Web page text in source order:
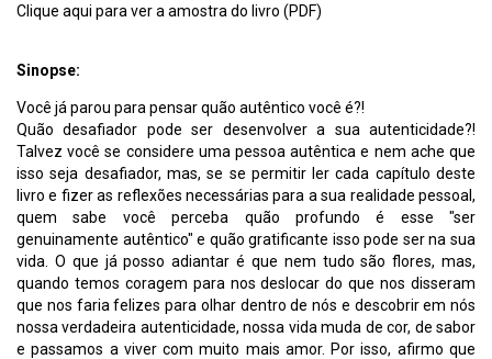
Clique aqui para ver a amostra do livro (PDF)
Sinopse:
Você já parou para pensar quão autêntico você é?!
Quão desafiador pode ser desenvolver a sua autenticidade?!
Talvez você se considere uma pessoa autêntica e nem ache que
isso seja desafiador, mas, se se permitir ler cada capítulo deste
livro e fizer as reflexões necessárias para a sua realidade pessoal,
quem sabe você perceba quão profundo é esse "ser
genuinamente autêntico" e quão gratificante isso pode ser na sua
vida. O que já posso adiantar é que nem tudo são flores, mas,
quando temos coragem para nos deslocar do que nos disseram
que nos faria felizes para olhar dentro de nós e descobrir em nós
nossa verdadeira autenticidade, nossa vida muda de cor, de sabor
e passamos a viver com muito mais amor. Por isso, afirmo que